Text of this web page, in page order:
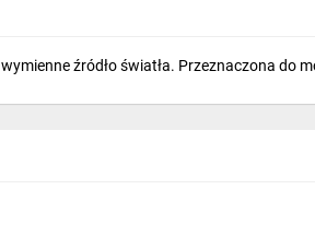
źródło światła. Przeznaczona do